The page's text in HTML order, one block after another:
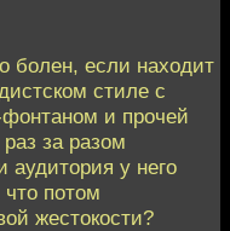
болен, если находит
стиле с
и прочей
за разом
аудитория у него
потом
жестокости?